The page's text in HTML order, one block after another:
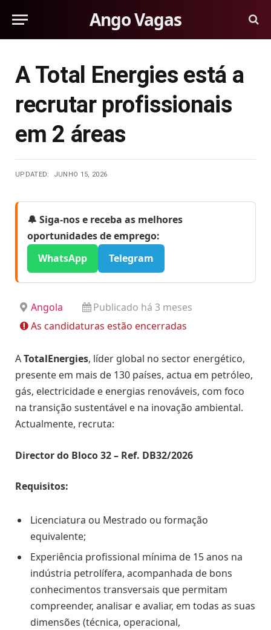
Ango Vagas
A Total Energies está a
recrutar profissionais
em 2 áreas
UPDATED: JUNHO 15, 2026
🔔 Siga-nos e receba as melhores
oportunidades de emprego:
WhatsApp
Telegram
Angola
Publicado há 3 meses
As candidaturas estão encerradas
ATotalEnergies, líder global no sector energético,
presente em mais de 130 países, actua em petróleo,
gás, electricidade e energias renováveis, com foco
na transição sustentável e na inovação ambiental.
Actualmente, recruta:
Director do Bloco 32 – Ref. DB32/2026
Requisitos:
Licenciatura ou Mestrado ou formação
equivalente;
Experiência profissional mínima de 15 anos na
indústria petrolífera, acompanhada de bons
conhecimentos transversais que permitam
compreender, analisar e avaliar, em todas as suas
dimensões (técnica, operacional,